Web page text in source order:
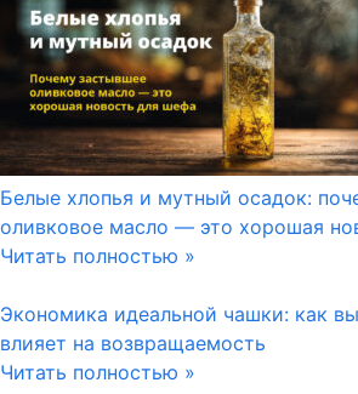
Белые хлопья и мутный осадок:
оливковое масло — это хорошая
Читать полностью »
Экономика идеальной чашки: как
влияет на возвращаемость
Читать полностью »